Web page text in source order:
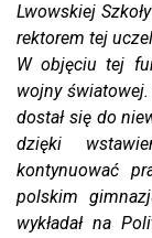
Lwowskiej
rektorem tej
W objęciu tej
wojny
dostał się do
dzięki
kontynuować
polskim
wykładał na